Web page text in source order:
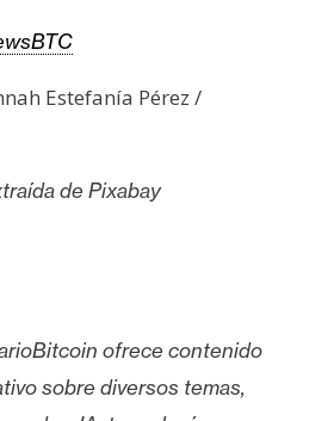
Estefanía Pérez /
de Pixabay
ofrece contenido
sobre diversos temas,